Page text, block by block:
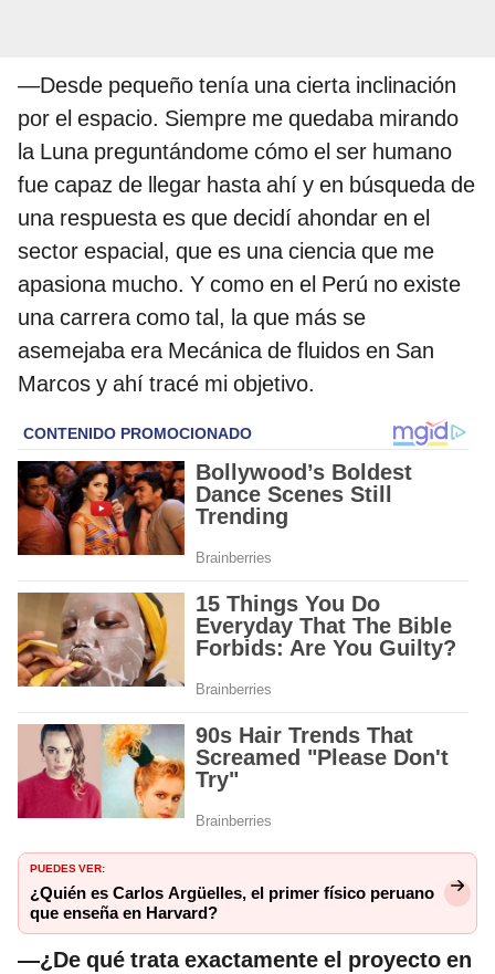
—Desde pequeño tenía una cierta inclinación
por el espacio. Siempre me quedaba mirando
la Luna preguntándome cómo el ser humano
fue capaz de llegar hasta ahí y en búsqueda de
una respuesta es que decidí ahondar en el
sector espacial, que es una ciencia que me
apasiona mucho. Y como en el Perú no existe
una carrera como tal, la que más se
asemejaba era Mecánica de fluidos en San
Marcos y ahí tracé mi objetivo.
PUEDES VER:
¿Quién es Carlos Argüelles, el primer físico peruano
que enseña en Harvard?
—¿De qué trata exactamente el proyecto en